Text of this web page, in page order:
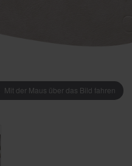
Mit der Maus über das Bild fahren